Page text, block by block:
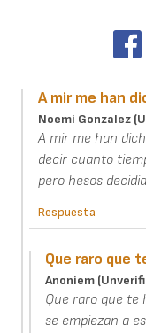
A mir me han
Noemi Gonzalez
A mir me han
decir cuanto
pero hesos
Respuesta
Que raro que
Anoniem
Que raro que te
se empiezan a